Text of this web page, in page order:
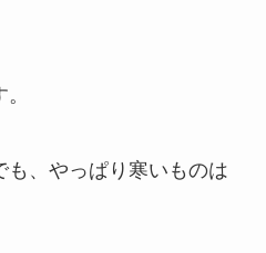
、やっぱり寒いものは